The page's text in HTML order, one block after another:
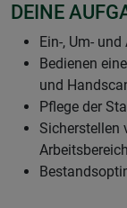
DEINE
Ein-, Um-
Bedienen
und
Pflege der
Sicherstellen
Arbeitsbereich